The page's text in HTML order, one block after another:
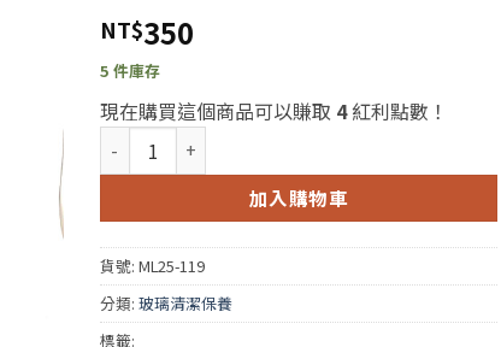
NT$350
5 件庫存
現在購買這個商品可以賺取 4紅利點數！
SHELBY'S PROFESSIONAL Glass Cleaner 250ml
加入購物車
貨號: ML25-119
分類: 玻璃清潔保養
標籤: